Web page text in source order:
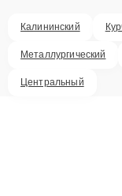
Калининский
Металлургический
Центральный